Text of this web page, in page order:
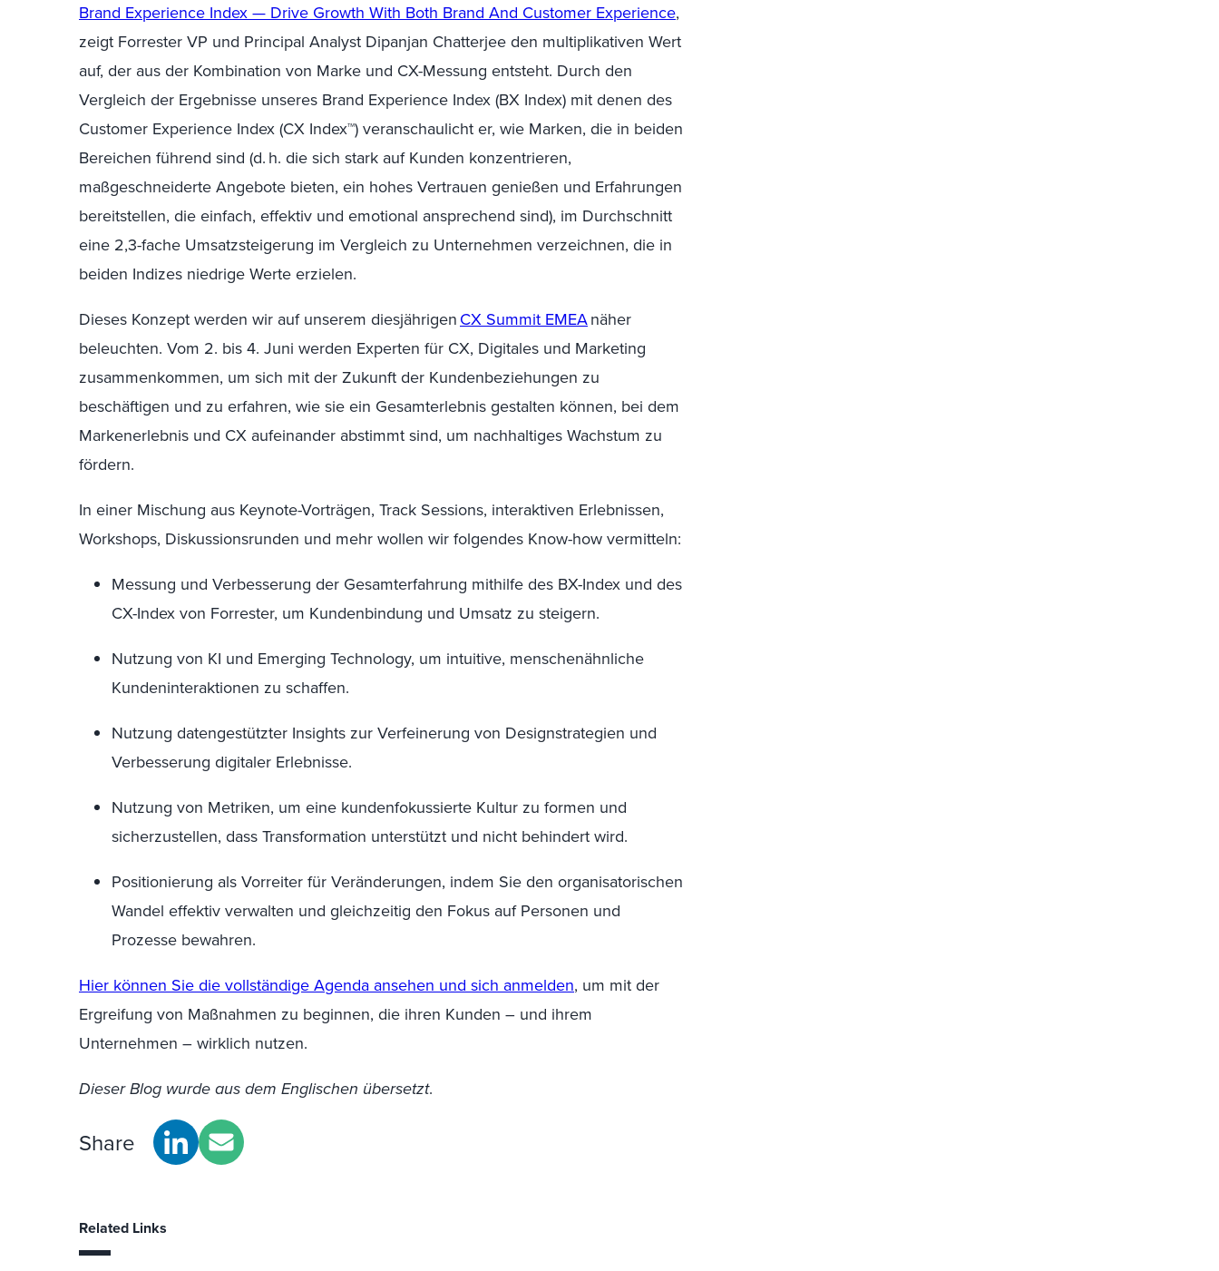
Brand Experience Index — Drive Growth With Both Brand And Customer Experience,
zeigt Forrester VP und Principal Analyst Dipanjan Chatterjee den multiplikativen Wert
auf, der aus der Kombination von Marke und CX-Messung entsteht. Durch den
Vergleich der Ergebnisse unseres Brand Experience Index (BX Index) mit denen des
Customer Experience Index (CX Index™) veranschaulicht er, wie Marken, die in beiden
Bereichen führend sind (d. h. die sich stark auf Kunden konzentrieren,
maßgeschneiderte Angebote bieten, ein hohes Vertrauen genießen und Erfahrungen
bereitstellen, die einfach, effektiv und emotional ansprechend sind), im Durchschnitt
eine 2,3-fache Umsatzsteigerung im Vergleich zu Unternehmen verzeichnen, die in
beiden Indizes niedrige Werte erzielen.
Dieses Konzept werden wir auf unserem diesjährigen CX Summit EMEAnäher
beleuchten. Vom 2. bis 4. Juni werden Experten für CX, Digitales und Marketing
zusammenkommen, um sich mit der Zukunft der Kundenbeziehungen zu
beschäftigen und zu erfahren, wie sie ein Gesamterlebnis gestalten können, bei dem
Markenerlebnis und CX aufeinander abstimmt sind, um nachhaltiges Wachstum zu
fördern.
In einer Mischung aus Keynote-Vorträgen, Track Sessions, interaktiven Erlebnissen,
Workshops, Diskussionsrunden und mehr wollen wir folgendes Know-how vermitteln:
Messung und Verbesserung der Gesamterfahrung mithilfe des BX-Index und des
CX-Index von Forrester, um Kundenbindung und Umsatz zu steigern.
Nutzung von KI und Emerging Technology, um intuitive, menschenähnliche
Kundeninteraktionen zu schaffen.
Nutzung datengestützter Insights zur Verfeinerung von Designstrategien und
Verbesserung digitaler Erlebnisse.
Nutzung von Metriken, um eine kundenfokussierte Kultur zu formen und
sicherzustellen, dass Transformation unterstützt und nicht behindert wird.
Positionierung als Vorreiter für Veränderungen, indem Sie den organisatorischen
Wandel effektiv verwalten und gleichzeitig den Fokus auf Personen und
Prozesse bewahren.
Hier können Sie die vollständige Agenda ansehen und sich anmelden, um mit der
Ergreifung von Maßnahmen zu beginnen, die ihren Kunden – und ihrem
Unternehmen – wirklich nutzen.
Dieser Blog wurde aus dem Englischen übersetzt.
Share
Related Links